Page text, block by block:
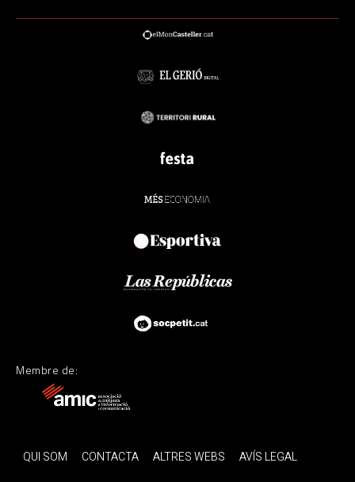
Membre de:
QUI SOM CONTACTA ALTRES WEBS
AVÍS LEGAL